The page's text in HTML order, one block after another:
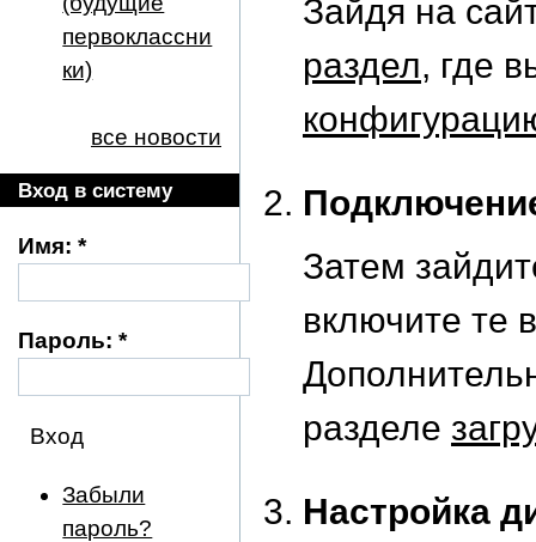
Зайдя на
раздел, где
Затем
включите те
разделе
Настройка
первоклассни
ки)
все новости
Вход в систему
Имя: *
Пароль: *
Забыли
пароль?